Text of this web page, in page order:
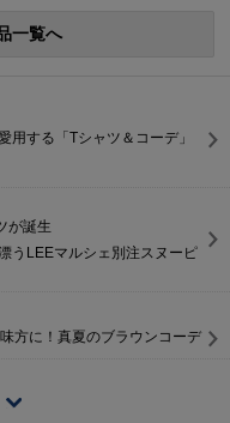
一覧へ
用する「Tシャツ＆コーデ」
が誕生
うLEEマルシェ別注スヌーピ
方に！真夏のブラウンコーデ